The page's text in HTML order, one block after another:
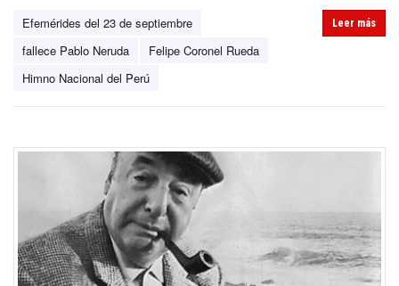
Efemérides del 23 de septiembre
fallece Pablo Neruda
Felipe Coronel Rueda
Himno Nacional del Perú
Leer más